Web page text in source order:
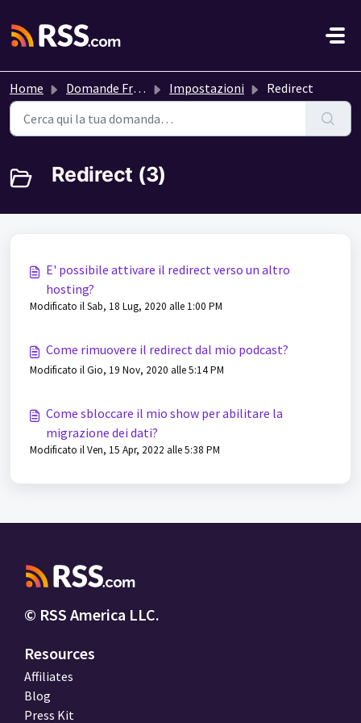
Home Domande Frequenti (FAQ) Impostazioni Redirect
Redirect (3)
E' possibile attivare il redirect verso un altro
hosting?
Modificato il Sab, 18 Lug, 2020 alle 1:00 PM
Come rimuovere il redirect dal mio podcast?
Modificato il Gio, 19 Nov, 2020 alle 5:14 PM
Come sbloccare il mio show per abilitare la
migrazione dei dati?
Modificato il Ven, 15 Apr, 2022 alle 5:38 PM
© RSS America LLC.
Resources
Affiliates
Blog
Press Kit